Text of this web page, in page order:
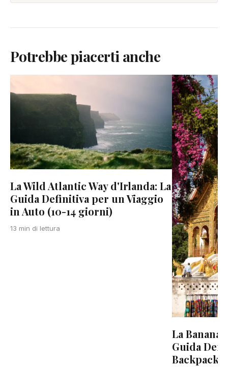
Potrebbe piacerti anche
La Wild Atlantic Way d'Irlanda: La
Guida Definitiva per un Viaggio
in Auto (10-14 giorni)
13 min di lettura
La Banana
Guida